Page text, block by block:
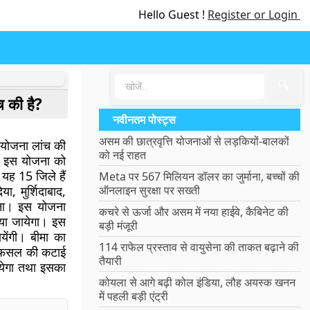
Hello Guest ! Register or Login
की है?
लांच की
योजना को
यह 15 जिले हैं
मुर्शिदाबाद,
इस योजना
जायेगा। इस
बीमा का
फसल की कटाई
तथा इसका
नवीनतम पोस्ट्स
असम की छात्रवृत्ति योजनाओं से लड़कियों-बालकों
को नई राहत
Meta पर 567 मिलियन डॉलर का जुर्माना, बच्चों की
ऑनलाइन सुरक्षा पर सख्ती
कचरे से ऊर्जा और असम में नया हाईवे, कैबिनेट की
बड़ी मंजूरी
114 राफेल प्रस्ताव से वायुसेना की ताकत बढ़ाने की
तैयारी
कोयला से आगे बढ़ी कोल इंडिया, लौह अयस्क खनन
में पहली बड़ी एंट्री